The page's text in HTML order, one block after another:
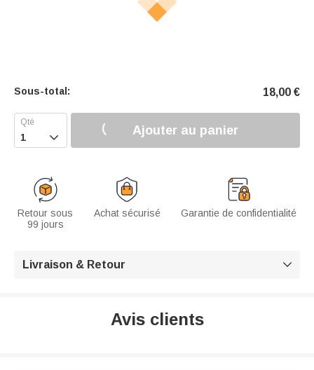
Sous-total: 18,00 €
 Ajouter au panier
Retour sous
99 jours
Achat sécurisé Garantie de confidentialité
Livraison & Retour 
Avis clients